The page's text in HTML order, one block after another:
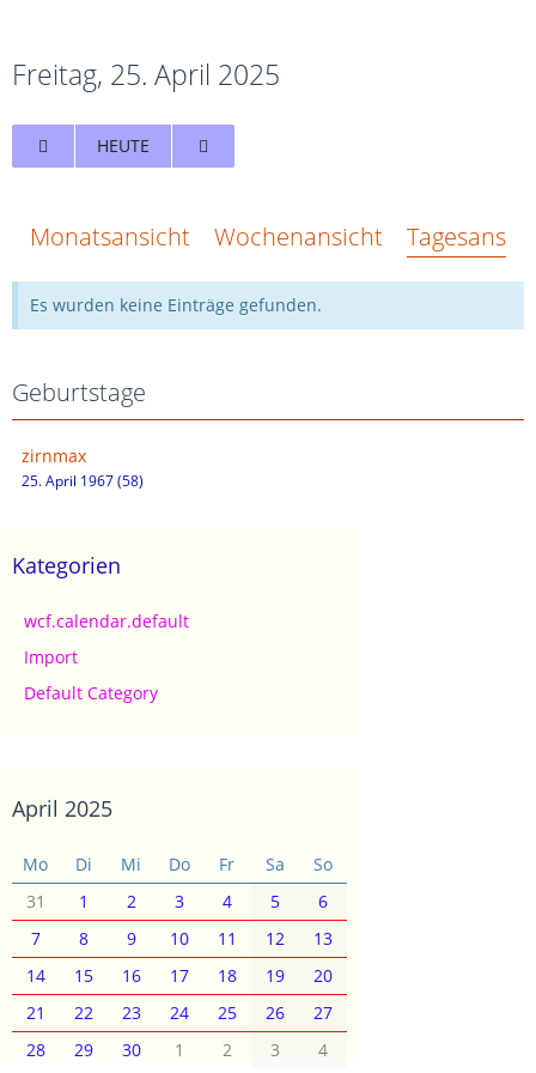
Freitag, 25. April 2025
HEUTE
Monatsansicht Wochenansicht
Es wurden keine Einträge gefunden.
Geburtstage
zirnmax
25. April 1967 (58)
Kategorien
wcf.calendar.default
Import
Default Category
April 2025
Mo Di Mi Do Fr Sa
So
31
1 2 3 4 5
6
7
8 9 10 11 12
13
14
15 16 17 18 19
20
21
22 23 24 25 26
27
28
29 30 1 2 3 4